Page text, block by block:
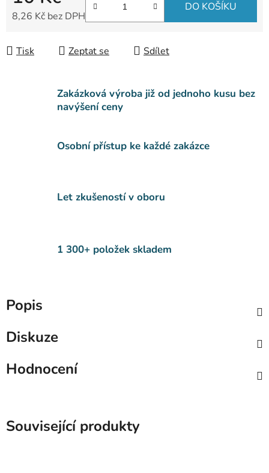
8,26 Kč bez DPH
DO KOŠÍKU
Tisk Zeptat se Sdílet
Zakázková výroba již od jednoho kusu bez
navýšení ceny
Osobní přístup ke každé zakázce
Let zkušeností v oboru
1 300+ položek skladem
Popis
Diskuze
Hodnocení
Související produkty